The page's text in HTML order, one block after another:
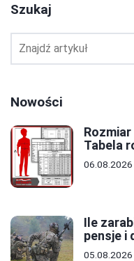
Szukaj
Nowości
Tabela
06.08.2026
Ile
pensje i
05.08.2026